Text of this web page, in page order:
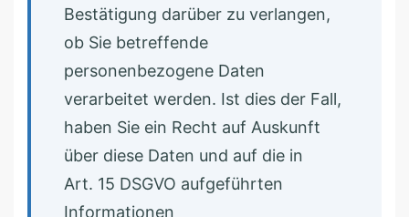
Bestätigung darüber zu verlangen,
ob Sie betreffende
personenbezogene Daten
verarbeitet werden. Ist dies der Fall,
haben Sie ein Recht auf Auskunft
über diese Daten und auf die in
Art. 15 DSGVO aufgeführten
Informationen